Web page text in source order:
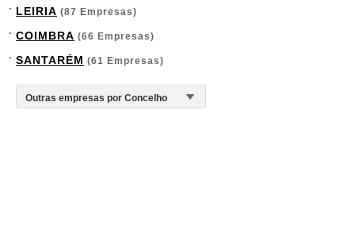
LEIRIA (87 Empresas)
COIMBRA (66 Empresas)
SANTARÉM (61 Empresas)